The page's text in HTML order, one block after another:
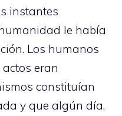
instantes
le había
Los humanos
eran
constituían
y que algún día,